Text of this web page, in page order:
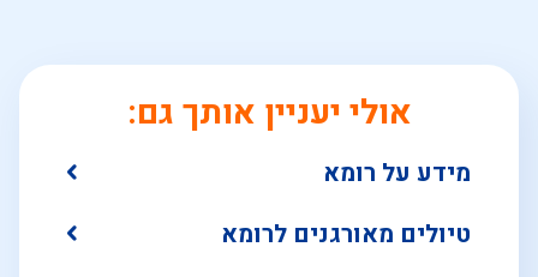
אולי יעניין אותך גם:
מידע על רומא
טיולים מאורגנים לרומא